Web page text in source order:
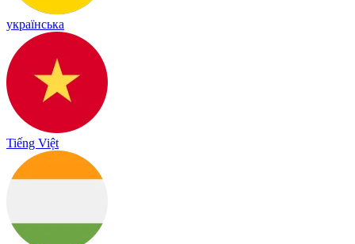
українська
Tiếng Việt